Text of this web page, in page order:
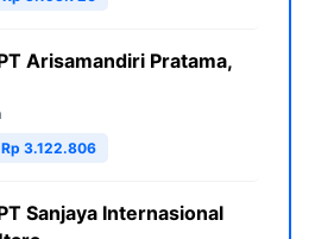
Arisamandiri Pratama,
Rp 3.122.806
Sanjaya Internasional